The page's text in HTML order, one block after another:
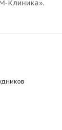
Клиника».